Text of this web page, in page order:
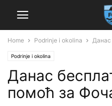
Home Podrinje i okolina Данас
Podrinje i okolina
Данас
помоћ за